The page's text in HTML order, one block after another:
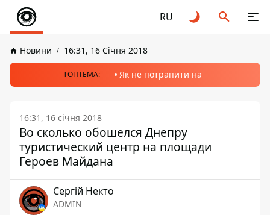
RU
Новини 16:31, 16 Січня 2018
ТОПТЕМА: Як не потрапити на
16:31, 16 січня 2018
Во сколько обошелся Днепру
туристический центр на площади
Героев Майдана
Сергій Некто
ADMIN